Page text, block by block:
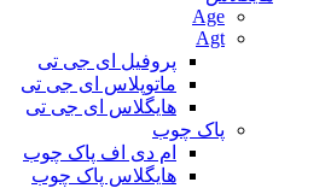
Age
Agt
پروفیل ای جی تی
ماتوپلاس ای جی تی
هایگلاس ای جی تی
پاک چوب
ام دی اف پاک چوب
هایگلاس پاک چوب